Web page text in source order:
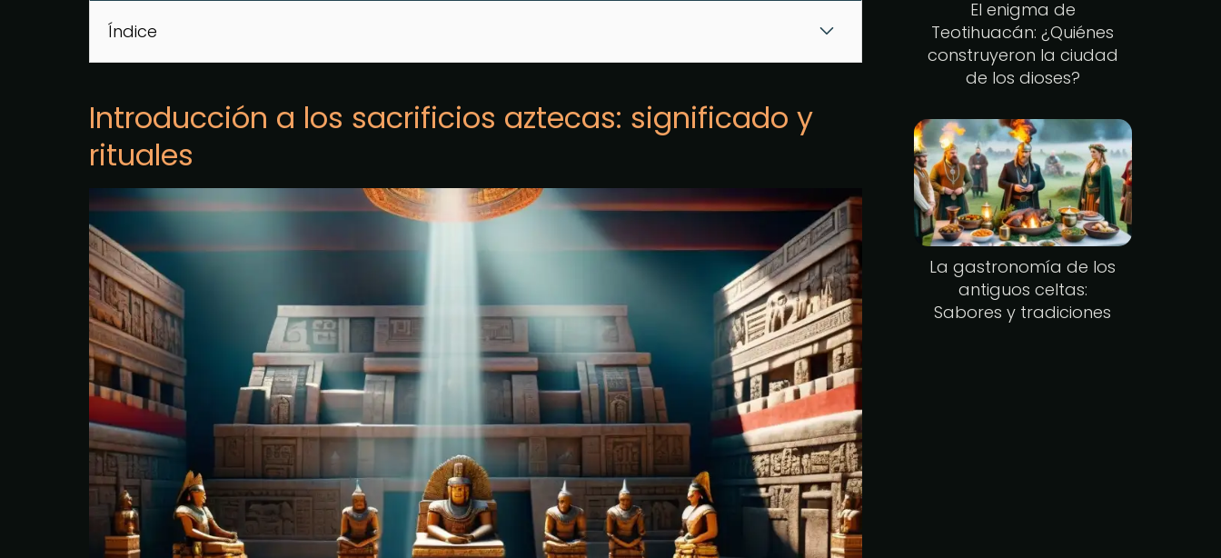
Índice
Introducción a los sacrificios aztecas: significado y
rituales
El enigma de
Teotihuacán: ¿Quiénes
construyeron la ciudad
de los dioses?
La gastronomía de los
antiguos celtas:
Sabores y tradiciones